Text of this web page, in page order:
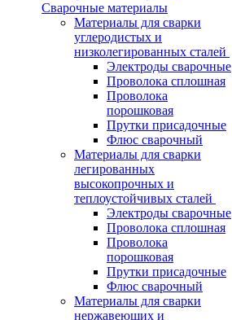
Сварочные материалы
Материалы для сварки
углеродистых и
низколегированных сталей
Электроды сварочные
Проволока сплошная
Проволока
порошковая
Прутки присадочные
Флюс сварочный
Материалы для сварки
легированных
высокопрочных и
теплоустойчивых сталей
Электроды сварочные
Проволока сплошная
Проволока
порошковая
Прутки присадочные
Флюс сварочный
Материалы для сварки
нержавеющих и